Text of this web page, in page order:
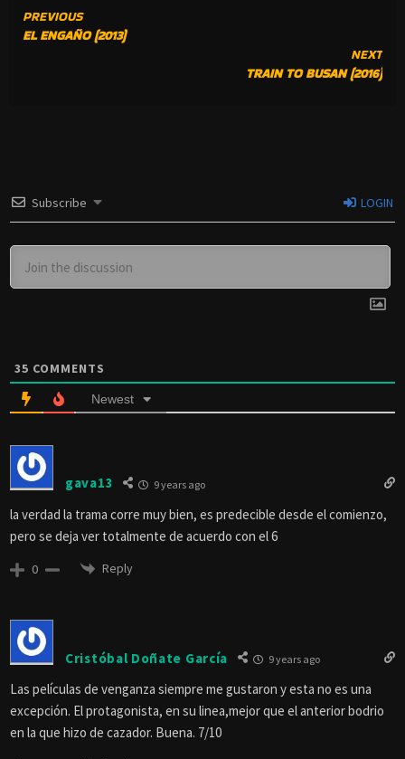
CONTINUE
READING
PREVIOUS
EL ENGAÑO (2013)
NEXT
TRAIN TO BUSAN (2016)
Subscribe LOGIN
35 COMMENTS
Newest
gava13 9 years ago
la verdad la trama corre muy bien, es predecible desde el comienzo,
pero se deja ver totalmente de acuerdo con el 6
0 Reply
Cristóbal Doñate García 9 years ago
Las películas de venganza siempre me gustaron y esta no es una
excepción. El protagonista, en su linea,mejor que el anterior bodrio
en la que hizo de cazador. Buena. 7/10